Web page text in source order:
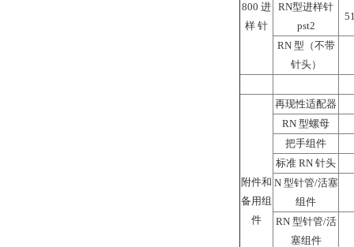
800 进
样 针
RN型进样针
pst2
RN 型（不带
针头）
附件和
备用组
件
再现性适配器
RN 型螺母
把手组件
标准 RN 针头
N 型针管/活塞
组件
RN 型针管/活
塞组件